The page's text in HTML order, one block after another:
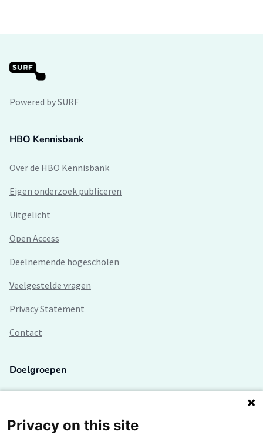
Powered by SURF
HBO Kennisbank
Over de HBO Kennisbank
Eigen onderzoek publiceren
Uitgelicht
Open Access
Deelnemende hogescholen
Veelgestelde vragen
Privacy Statement
Contact
Doelgroepen
Lectoren en onderzoekers
Privacy on this site